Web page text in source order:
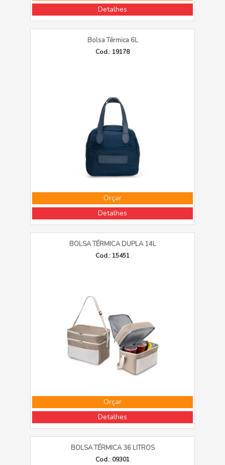
Detalhes
Bolsa Térmica 6L
Cod.: 19178
Orçar
Detalhes
BOLSA TÉRMICA DUPLA 14L
Cod.: 15451
Orçar
Detalhes
BOLSA TÉRMICA 36 LITROS
Cod.: 09301